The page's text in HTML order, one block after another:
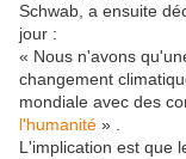
Schwab, a ensuite
jour :
« Nous n'avons
changement
mondiale avec des
l'humanité » .
L'implication est que